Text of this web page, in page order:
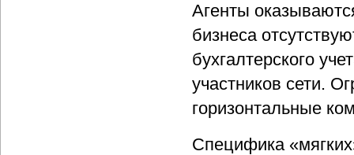
Агенты
бизнеса
бухгалтерского
участников сети.
горизонтальные
Специфика